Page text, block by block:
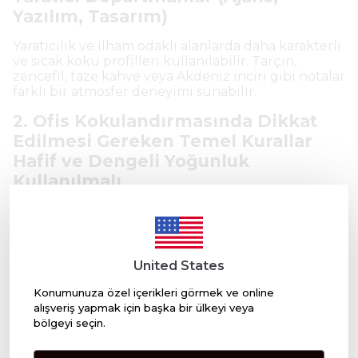
United States
Konumunuza özel içerikleri görmek ve online
alışveriş yapmak için başka bir ülkeyi veya
bölgeyi seçin.
Yazılım, Tasarım)
Yaratıcılık ve ilham odaklı alanlarda daha karakterli
ve sıcak koku profilleri kullanılabilir. Tarçın,
zencefil, taze kahve veya Akdeniz inciri gibi notalar
farklı bir atmosfer deneyimi sunabilir.
2. Ofis Kokulandırmasında Dikkat
Edilmesi Gereken Temel Kurallar
Hafif ve Dengeli Yoğunluk
Kullanılmalı
ortamda geçirdiği için koku yoğunluğu düşük
seviyede tutulmalıdır. Amaç kokunun fark
edilmesi değil; ortam deneyiminin doğal şekilde
Ağır, yoğun, aşırı tatlı veya baskın karakterli
kokular uzun süreli kullanımda konforu azaltabilir.